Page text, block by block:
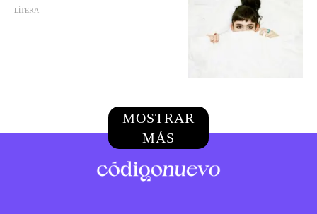
LÍTERA
MOSTRAR
MÁS